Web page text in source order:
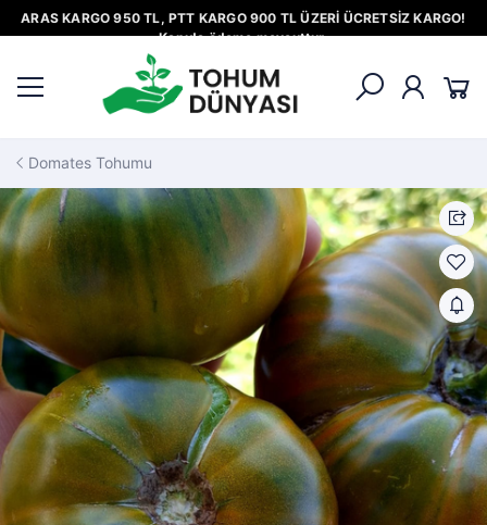
ARAS KARGO 950 TL, PTT KARGO 900 TL ÜZERİ ÜCRETSİZ KARGO!
Kapıda ödeme mevcuttur.
Domates Tohumu